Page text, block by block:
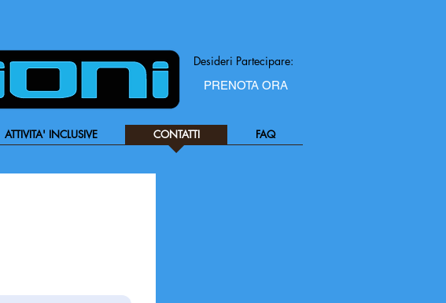
Desideri Partecipare:
PRENOTA ORA
ATTIVITA' INCLUSIVE CONTATTI FAQ